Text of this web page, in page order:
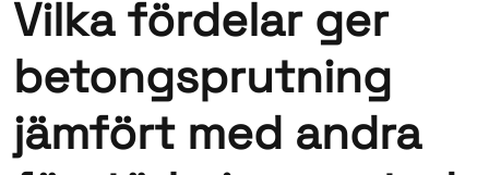
Vilka fördelar ger
betongsprutning
jämfört med andra